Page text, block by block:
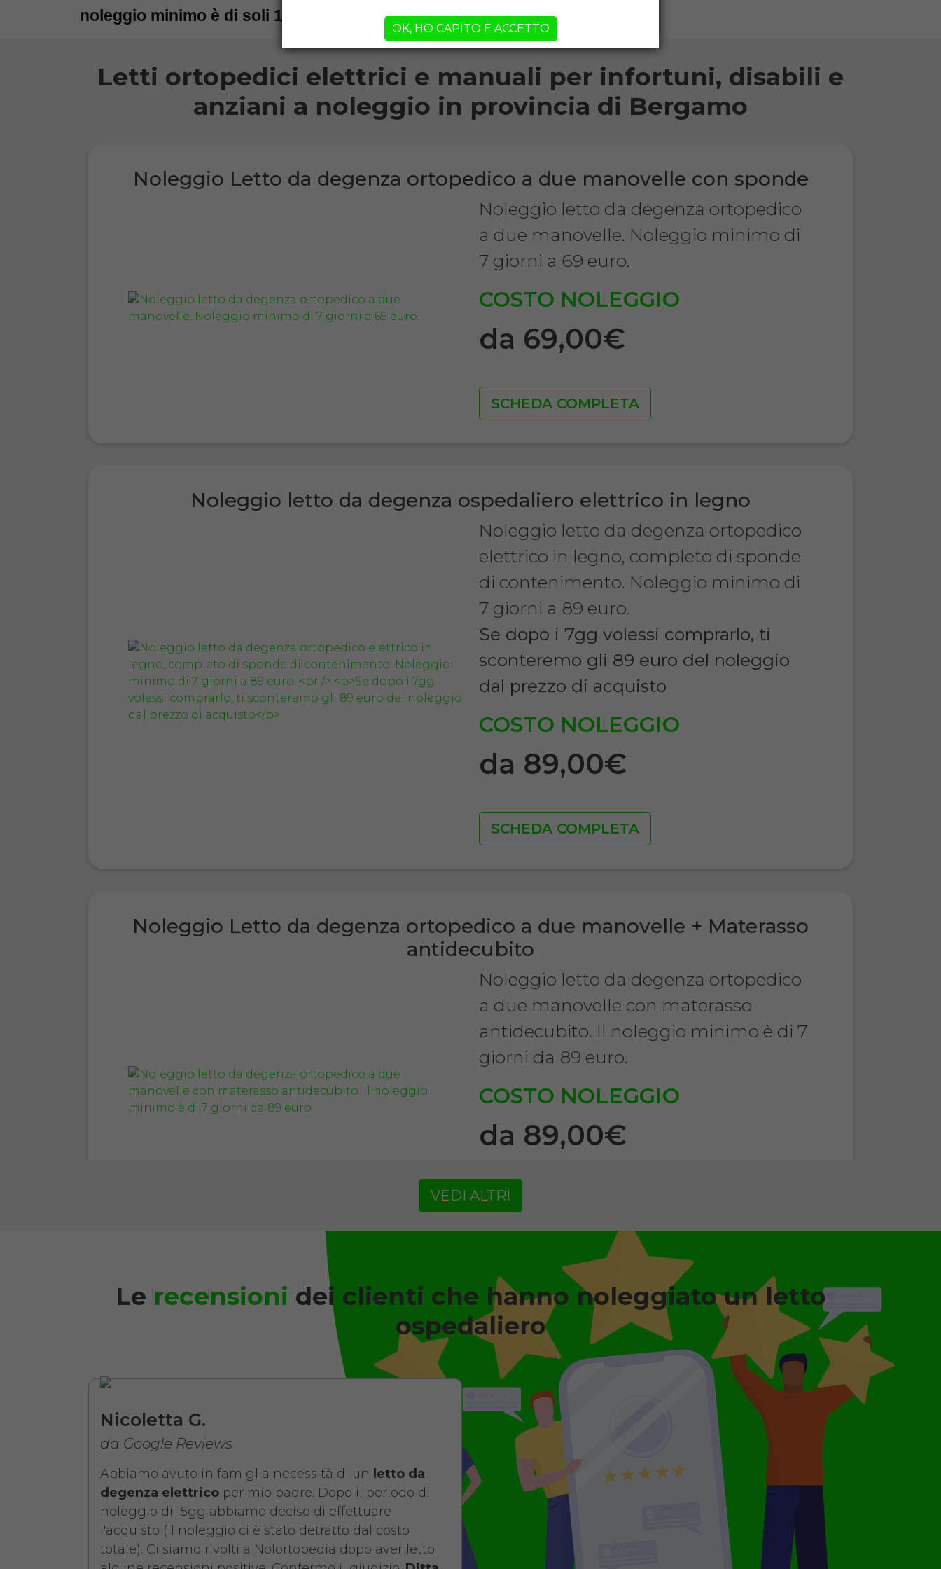
noleggio minimo è di soli 15 giorni!
Letti ortopedici elettrici e manuali per infortuni, disabili e
anziani a noleggio in provincia di Bergamo
Noleggio Letto da degenza ortopedico a due manovelle con sponde
Noleggio letto da degenza ortopedico
a due manovelle. Noleggio minimo di
7 giorni a 69 euro.
COSTO NOLEGGIO
da 69,00€
SCHEDA COMPLETA
Noleggio letto da degenza ospedaliero elettrico in legno
Noleggio letto da degenza ortopedico
elettrico in legno, completo di sponde
di contenimento. Noleggio minimo di
7 giorni a 89 euro.
Se dopo i 7gg volessi comprarlo, ti
sconteremo gli 89 euro del noleggio
dal prezzo di acquisto
COSTO NOLEGGIO
da 89,00€
SCHEDA COMPLETA
Noleggio Letto da degenza ortopedico a due manovelle + Materasso
antidecubito
Noleggio letto da degenza ortopedico
a due manovelle con materasso
antidecubito. Il noleggio minimo è di 7
giorni da 89 euro.
COSTO NOLEGGIO
da 89,00€
SCHEDA COMPLETA
Noleggio Letto da degenza ortopedico elettrico in legno + Materasso
Antidecubito
Noleggio letto da degenza ortopedico
elettrico in legno, completo di sponde
di contenimento con materasso
antidecubito. Noleggio minimo 7
giorni da 109 euro.
COSTO NOLEGGIO
da 109,01€
VEDI ALTRI
Le recensioni dei clienti che hanno noleggiato un letto
ospedaliero
Nicoletta G.
da Google Reviews
Abbiamo avuto in famiglia necessità di un letto da
degenza elettrico per mio padre. Dopo il periodo di
noleggio di 15gg abbiamo deciso di effettuare
l'acquisto (il noleggio ci è stato detratto dal costo
totale). Ci siamo rivolti a Nolortopedia dopo aver letto
OK, HO CAPITO E ACCETTO